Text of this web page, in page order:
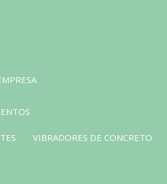
VIBRADORES DE CONCRETO